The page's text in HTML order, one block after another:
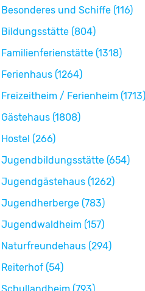
Besonderes und Schiffe (116)
Bildungsstätte (804)
Familienferienstätte (1318)
Ferienhaus (1264)
Freizeitheim / Ferienheim (1713)
Gästehaus (1808)
Hostel (266)
Jugendbildungsstätte (654)
Jugendgästehaus (1262)
Jugendherberge (783)
Jugendwaldheim (157)
Naturfreundehaus (294)
Reiterhof (54)